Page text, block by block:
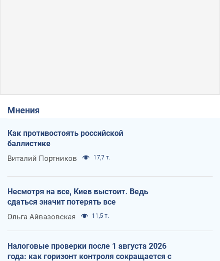
Мнения
Как противостоять российской
баллистике
Виталий Портников 17,7 т.
Несмотря на все, Киев выстоит. Ведь
сдаться значит потерять все
Ольга Айвазовская 11,5 т.
Налоговые проверки после 1 августа 2026
года: как горизонт контроля сокращается с